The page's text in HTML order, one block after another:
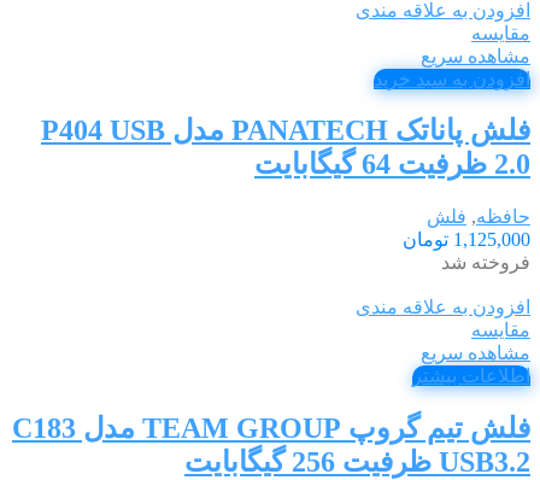
افزودن به علاقه مندی
مقایسه
مشاهده سریع
افزودن به سبد خرید
فلش پاناتک PANATECH مدل P404 USB
2.0 ظرفیت 64 گیگابایت
حافظه, فلش
1,125,000 تومان
فروخته شد
افزودن به علاقه مندی
مقایسه
مشاهده سریع
اطلاعات بیشتر
فلش تیم گروپ TEAM GROUP مدل C183
USB3.2 ظرفیت 256 گیگابایت